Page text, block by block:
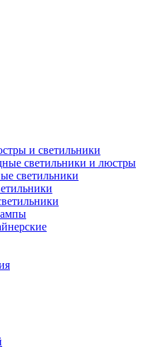
и светильники
светильники и люстры
светильники